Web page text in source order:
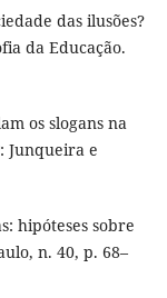
das ilusões?
da Educação.
os slogans na
Junqueira e
hipóteses sobre
n. 40, p. 68–